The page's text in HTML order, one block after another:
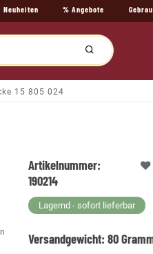
Neuheiten % Angebote
15 805 024
Artikelnummer:
190214
Lagernd - sofort lieferbar
Versandgewicht:80